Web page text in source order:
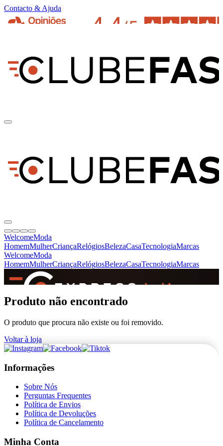
Contacto & Ajuda
WelcomeModa
HomemMulherCriançaRelógiosBelezaCasaTecnologiaMarcas
WelcomeModa
HomemMulherCriançaRelógiosBelezaCasaTecnologiaMarcas
+de 36.000 reviews
Produto não encontrado
O produto que procura não existe ou foi removido.
Voltar à loja
Informações
Sobre Nós
Perguntas Frequentes
Política de Envios
Política de Devoluções
Política de Cancelamento
Minha Conta